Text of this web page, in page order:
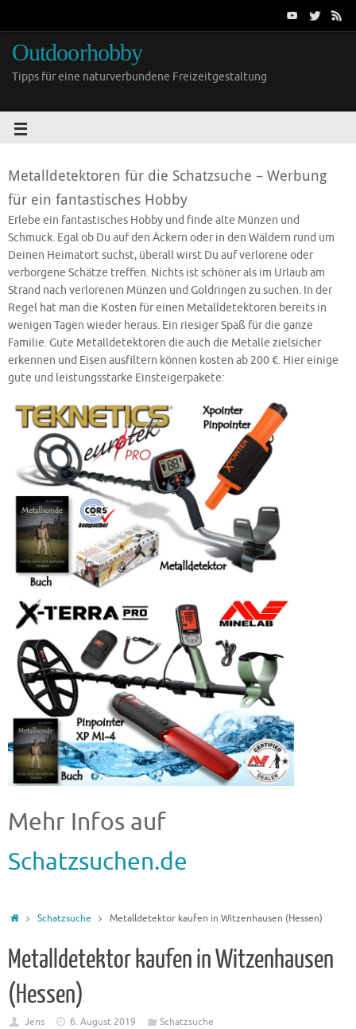
Outdoorhobby
Tipps für eine naturverbundene Freizeitgestaltung
Metalldetektoren für die Schatzsuche – Werbung
für ein fantastisches Hobby
Erlebe ein fantastisches Hobby und finde alte Münzen und
Schmuck. Egal ob Du auf den Äckern oder in den Wäldern rund um
Deinen Heimatort suchst, überall wirst Du auf verlorene oder
verborgene Schätze treffen. Nichts ist schöner als im Urlaub am
Strand nach verlorenen Münzen und Goldringen zu suchen. In der
Regel hat man die Kosten für einen Metalldetektoren bereits in
wenigen Tagen wieder heraus. Ein riesiger Spaß für die ganze
Familie. Gute Metalldetektoren die auch die Metalle zielsicher
erkennen und Eisen ausfiltern können kosten ab 200 €. Hier einige
gute und leistungsstarke Einsteigerpakete:
Mehr Infos auf
Schatzsuchen.de
Schatzsuche Metalldetektor kaufen in Witzenhausen (Hessen)
Metalldetektor kaufen in Witzenhausen
(Hessen)
Jens 6. August 2019 Schatzsuche